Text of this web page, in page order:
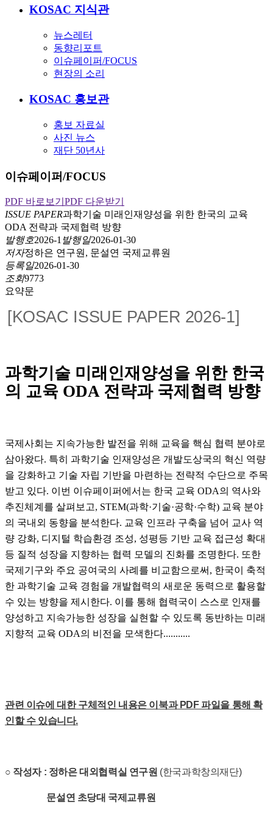
KOSAC 지식관
뉴스레터
동향리포트
이슈페이퍼/FOCUS
현장의 소리
KOSAC 홍보관
홍보 자료실
사진 뉴스
재단 50년사
이슈페이퍼/FOCUS
PDF 바로보기 PDF 다운받기
ISSUE PAPER과학기술 미래인재양성을 위한 한국의 교육
ODA 전략과 국제협력 방향
발행호2026-1 발행일2026-01-30
저자정하은 연구원, 문설연 국제교류원
등록일2026-01-30
조회9773
요약문
[KOSAC ISSUE PAPER 2026-1]
과학기술 미래인재양성을 위한 한국
의 교육 ODA 전략과 국제협력 방향
국제사회는 지속가능한 발전을 위해 교육을 핵심 협력 분야로
삼아왔다. 특히 과학기술 인재양성은 개발도상국의 혁신 역량
을 강화하고 기술 자립 기반을 마련하는 전략적 수단으로 주목
받고 있다. 이번 이슈페이퍼에서는 한국 교육 ODA의 역사와
추진체계를 살펴보고, STEM(과학·기술·공학·수학) 교육 분야
의 국내외 동향을 분석한다. 교육 인프라 구축을 넘어 교사 역
량 강화, 디지털 학습환경 조성, 성평등 기반 교육 접근성 확대
등 질적 성장을 지향하는 협력 모델의 진화를 조명한다. 또한
국제기구와 주요 공여국의 사례를 비교함으로써, 한국이 축적
한 과학기술 교육 경험을 개발협력의 새로운 동력으로 활용할
수 있는 방향을 제시한다. 이를 통해 협력국이 스스로 인재를
양성하고 지속가능한 성장을 실현할 수 있도록 동반하는 미래
지향적 교육 ODA의 비전을 모색한다...........
관련 이슈에 대한 구체적인 내용은 이북과 PDF 파일을 통해 확
인할 수 있습니다.
○ 작성자 : 정하은 대외협력실 연구원 (한국과학창의재단)
문설연 초당대 국제교류원